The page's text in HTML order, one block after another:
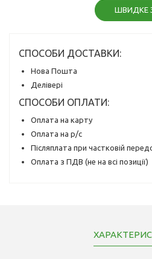
ШВИДКЕ
СПОСОБИ ДОСТАВКИ:
Нова Пошта
Делівері
СПОСОБИ ОПЛАТИ:
Оплата на карту
Оплата на р/с
Післяплата при частковій
Оплата з ПДВ (не на всі позиції)